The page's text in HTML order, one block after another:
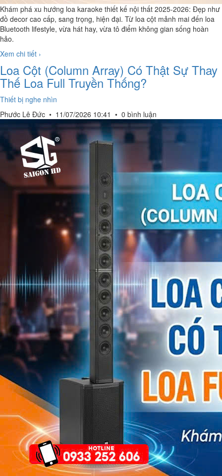
Khám phá xu hướng loa karaoke thiết kế nội thất 2025-2026: Đẹp như
đồ decor cao cấp, sang trọng, hiện đại. Từ loa cột mảnh mai đến loa
Bluetooth lifestyle, vừa hát hay, vừa tô điểm không gian sống hoàn
hảo.
Xem chi tiết ›
Loa Cột (Column Array) Có Thật Sự Thay
Thế Loa Full Truyền Thống?
Thiết bị nghe nhìn
Phước Lê Đức • 11/07/2026 10:41 • 0 bình luận